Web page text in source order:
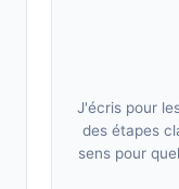
J'écris pour
des étapes
sens pour